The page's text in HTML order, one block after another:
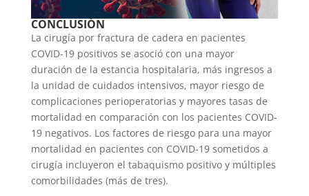
CONCLUSIÓN
La cirugía por fractura de cadera en pacientes
COVID-19 positivos se asoció con una mayor
duración de la estancia hospitalaria, más ingresos a
la unidad de cuidados intensivos, mayor riesgo de
complicaciones perioperatorias y mayores tasas de
mortalidad en comparación con los pacientes COVID-
19 negativos. Los factores de riesgo para una mayor
mortalidad en pacientes con COVID-19 sometidos a
cirugía incluyeron el tabaquismo positivo y múltiples
comorbilidades (más de tres).